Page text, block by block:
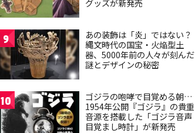
グッズが新発売
9
あの装飾は「炎」ではない？
縄文時代の国宝・火焔型土
器、5000年前の人々が刻んだ
謎とデザインの秘密
10
ゴジラの咆哮で目覚める朝…
1954年公開『ゴジラ』の貴重
音源を搭載した「ゴジラ音声
目覚まし時計」が新発売